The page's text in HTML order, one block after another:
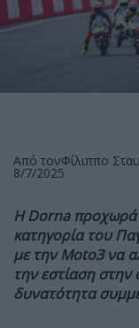
Από τονΦίλιππο
8/7/2025
Η Dorna προχωρά
κατηγορία του
με την Moto3 να
την εστίαση
δυνατότητα